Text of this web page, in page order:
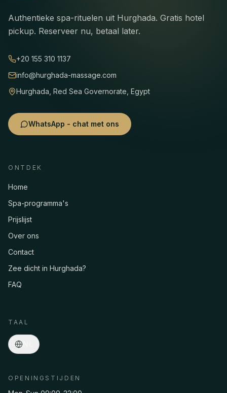
Authentieke spa-rituelen uit Hurghada. Gratis hotel
pickup. Reserveer nu, betaal later.
+20 155 310 1137
info@hurghada-massage.com
Hurghada, Red Sea Governorate, Egypt
WhatsApp - chat met ons
ONTDEK
Home
Spa-programma's
Prijslijst
Over ons
Contact
Zee dicht in Hurghada?
FAQ
TAAL
OPENINGSTIJDEN